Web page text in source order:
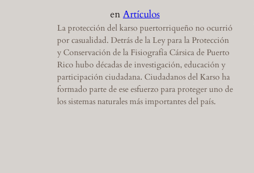
enArtículos
La protección del karso puertorriqueño no ocurrió
por casualidad. Detrás de la Ley para la Protección
y Conservación de la Fisiografía Cársica de Puerto
Rico hubo décadas de investigación, educación y
participación ciudadana. Ciudadanos del Karso ha
formado parte de ese esfuerzo para proteger uno de
los sistemas naturales más importantes del país.